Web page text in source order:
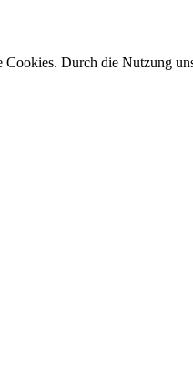
Durch die Nutzung